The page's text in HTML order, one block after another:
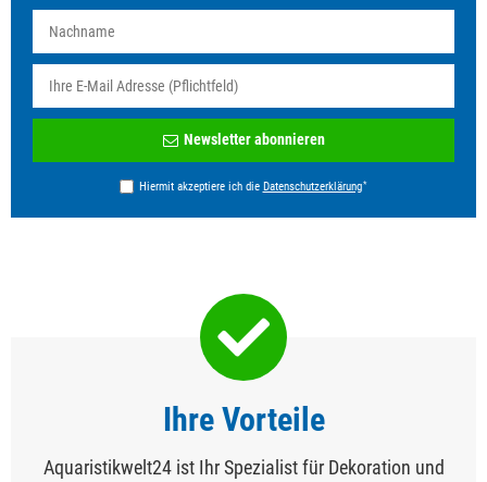
Honig
Newsletter abonnieren
Hiermit akzeptiere ich die Daten­schutz­erklärung*
Ihre Vorteile
Aquaristikwelt24 ist Ihr Spezialist für Dekoration und